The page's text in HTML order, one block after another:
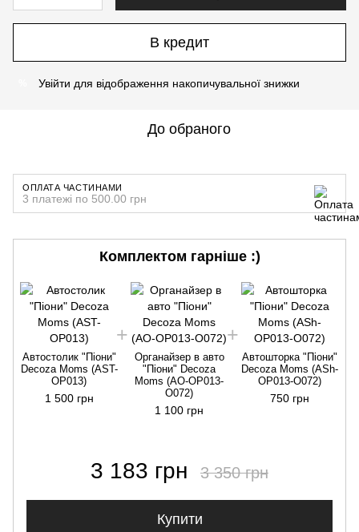
В кредит
Увійти для відображення накопичувальної знижки
До обраного
ОПЛАТА ЧАСТИНАМИ
3 платежі по 500.00 грн
Комплектом гарніше :)
Автостолик "Піони"
Decoza Moms (AST-
OP013)
1 500 грн
Органайзер в авто
"Піони" Decoza
Moms (АО-ОР013-
О072)
1 100 грн
Автошторка "Піони"
Decoza Moms (АSh-
ОР013-О072)
750 грн
3 183 грн 3 350 грн
Купити